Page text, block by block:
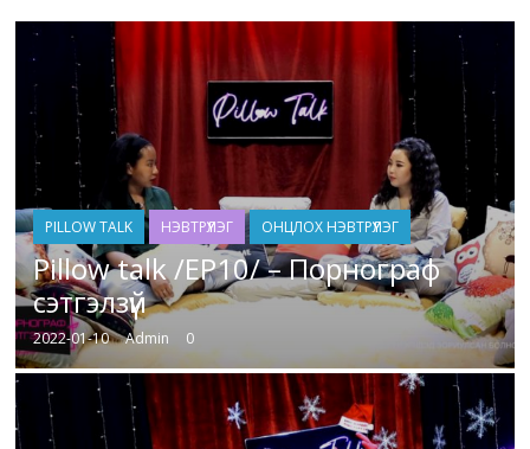
PILLOW TALK НЭВТРҮҮЛЭГ ОНЦЛОХ НЭВТРҮҮЛЭГ
Pillow talk /EP10/ – Порнограф
сэтгэлзүй
2022-01-10 Admin 0